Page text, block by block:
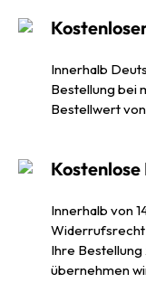
Innerhalb
Bestellung bei
Bestellwert
Kostenlose
Innerhalb von
Widerrufsrecht
Ihre
übernehmen